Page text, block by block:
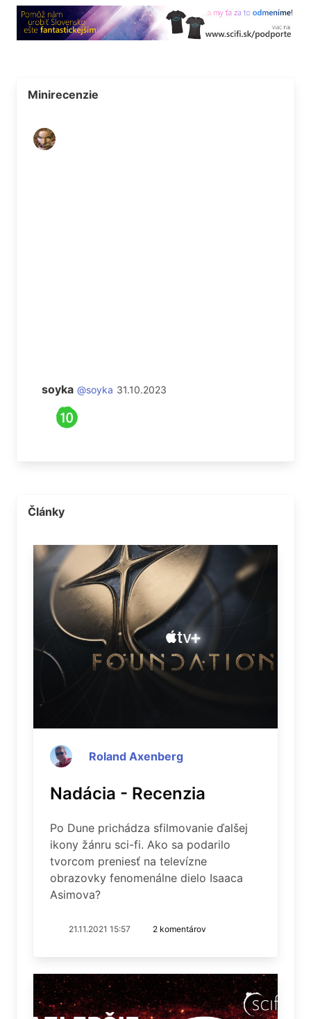
Minirecenzie
soyka @soyka 31.10.2023
Články
Roland Axenberg
Nadácia - Recenzia
Po Dune prichádza sfilmovanie ďalšej
ikony žánru sci-fi. Ako sa podarilo
tvorcom preniesť na televízne
obrazovky fenomenálne dielo Isaaca
Asimova?
21.11.2021 15:57 2 komentárov